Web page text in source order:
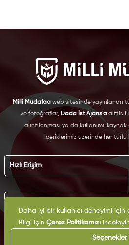
Milli Müdafaa web sitesinde yayınlanan
ve fotoğraflar, Dada İst Ajans'aaittir.
alıntılanması ya da kullanımı,
İçeriklerimiz üzerinde her türlü
Hızlı Erişim
Künye
Reklam
İş Birliği
Arşiv
İletişim
KVKK
Çerez
Daha iyi bir kullanıcı deneyimi için
Bilgi için Çerez Politikamızı
Seçenekler